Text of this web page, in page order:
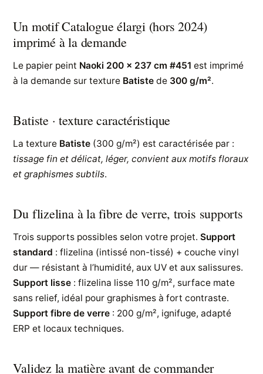
Un motif Catalogue élargi (hors 2024)
imprimé à la demande
Le papier peint Naoki 200 x 237 cm #451 est imprimé
à la demande sur texture Batiste de 300 g/m².
Batiste · texture caractéristique
La texture Batiste (300 g/m²) est caractérisée par :
tissage fin et délicat, léger, convient aux motifs floraux
et graphismes subtils.
Du flizelina à la fibre de verre, trois supports
Trois supports possibles selon votre projet.Support
standard : flizelina (intissé non-tissé) + couche vinyl
dur — résistant à l’humidité, aux UV et aux salissures.
Support lisse : flizelina lisse 110 g/m², surface mate
sans relief, idéal pour graphismes à fort contraste.
Support fibre de verre : 200 g/m², ignifuge, adapté
ERP et locaux techniques.
Validez la matière avant de commander